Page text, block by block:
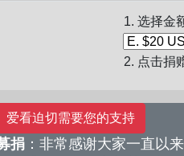
1. 选择金
2. 点击捐
爱看迫切需要您的支持
捐 ：非常感谢大家一直以